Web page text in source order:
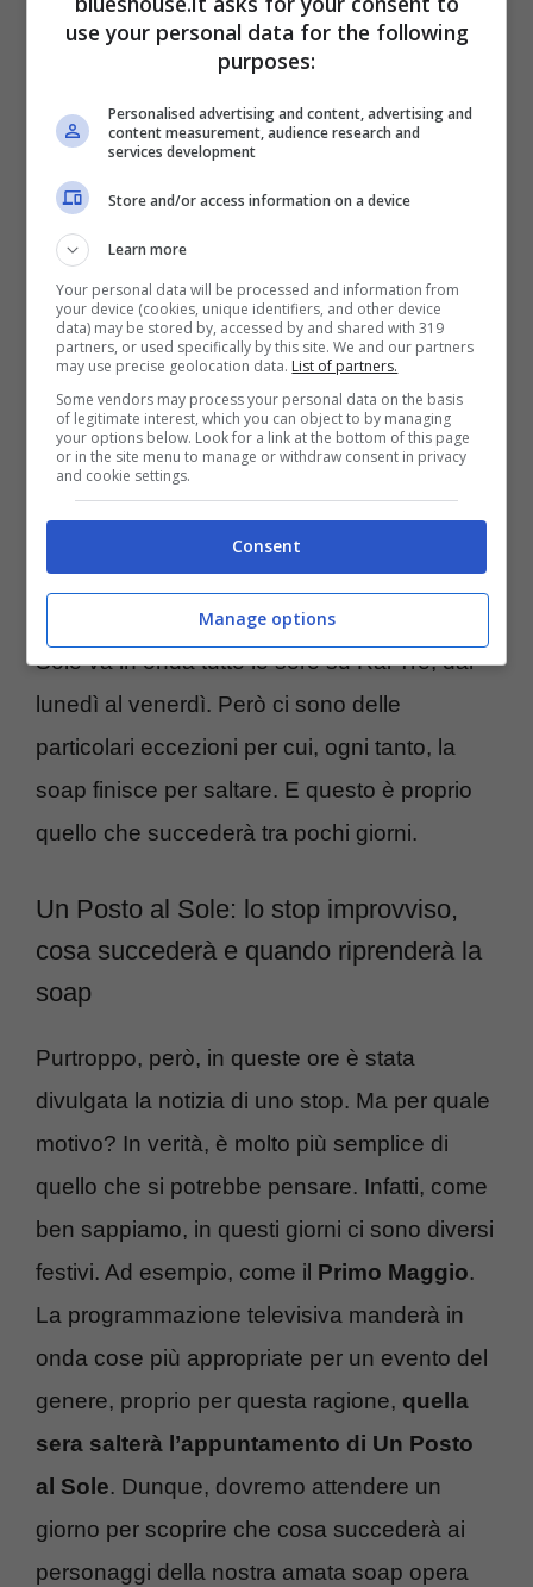
questa vicenda sta incuriosendo davvero
tantissimo i telespettatori da casa che non
amati protagonisti, proprio per questa
ragione ogni sera non vedono l’ora di
Come sappiamo molto bene, Un Posto al
Sole va in onda tutte le sere su Rai Tre, dal
lunedì al venerdì. Però ci sono delle
particolari eccezioni per cui, ogni tanto, la
soap finisce per saltare. E questo è proprio
quello che succederà tra pochi giorni.
Un Posto al Sole: lo stop improvviso,
cosa succederà e quando riprenderà la
soap
Purtroppo, però, in queste ore è stata
divulgata la notizia di uno stop. Ma per quale
motivo? In verità, è molto più semplice di
quello che si potrebbe pensare. Infatti, come
ben sappiamo, in questi giorni ci sono diversi
festivi. Ad esempio, come il Primo Maggio.
La programmazione televisiva manderà in
onda cose più appropriate per un evento del
genere, proprio per questa ragione, quella
sera salterà l’appuntamento di Un Posto
al Sole. Dunque, dovremo attendere un
giorno per scoprire che cosa succederà ai
personaggi della nostra amata soap opera
use your personal data for the following
purposes:
Personalised advertising and content, advertising and
content measurement, audience research and
services development
Store and/or access information on a device
Learn more
Your personal data will be processed and information from
your device (cookies, unique identifiers, and other device
data) may be stored by, accessed by and shared with 319
partners, or used specifically by this site. We and our partners
may use precise geolocation data. List of partners.
Some vendors may process your personal data on the basis
of legitimate interest, which you can object to by managing
your options below. Look for a link at the bottom of this page
or in the site menu to manage or withdraw consent in privacy
and cookie settings.
Consent
Manage options